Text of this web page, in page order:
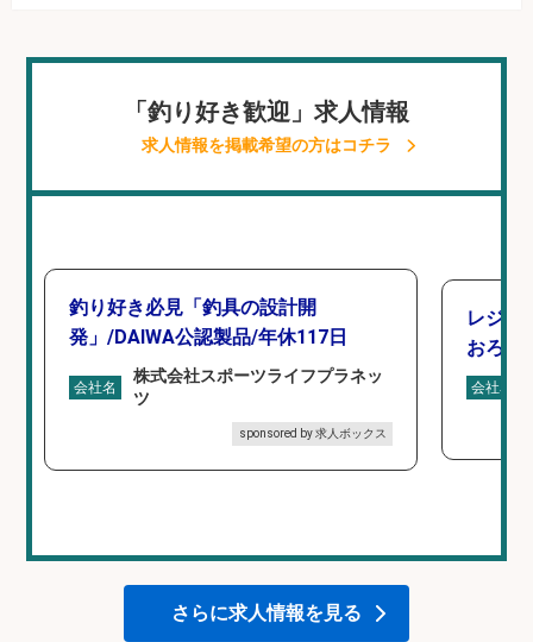
「釣り好き歓迎」求人情報
求人情報を掲載希望の方はコチラ
釣り好き必見「釣具の設計開
発」/DAIWA公認製品/年休117日
会社名
株式会社スポーツライフプラネッ
ツ
sponsored by 求人ボックス
レジ打
おろし
会社名
さらに求人情報を見る